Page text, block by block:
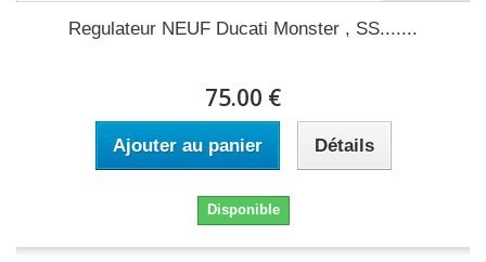
Regulateur NEUF Ducati Monster , SS.......
75.00 €
Ajouter au panier Détails
Disponible